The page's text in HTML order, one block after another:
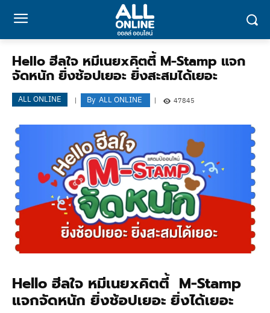
Hello ฮีลใจ หมีเนยxคิตตี้ M-Stamp แจก
จัดหนัก ยิ่งช้อปเยอะ ยิ่งสะสมได้เยอะ
ALL ONLINE By ALL ONLINE 47845
Hello ฮีลใจ หมีเนยxคิตตี้ M-Stamp
แจกจัดหนัก ยิ่งช้อปเยอะ ยิ่งได้เยอะ